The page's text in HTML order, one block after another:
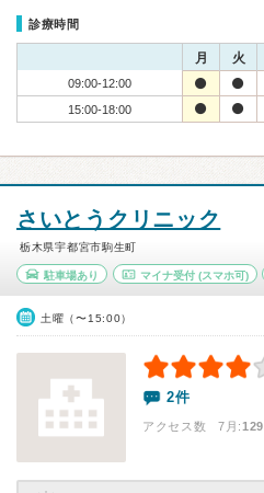
診療時間
月 火
09:00-12:00
15:00-18:00
さいとうクリニック
栃木県宇都宮市駒生町
駐車場あり マイナ受付(スマホ可)
土曜（〜15:00）
2件
アクセス数 7月:129